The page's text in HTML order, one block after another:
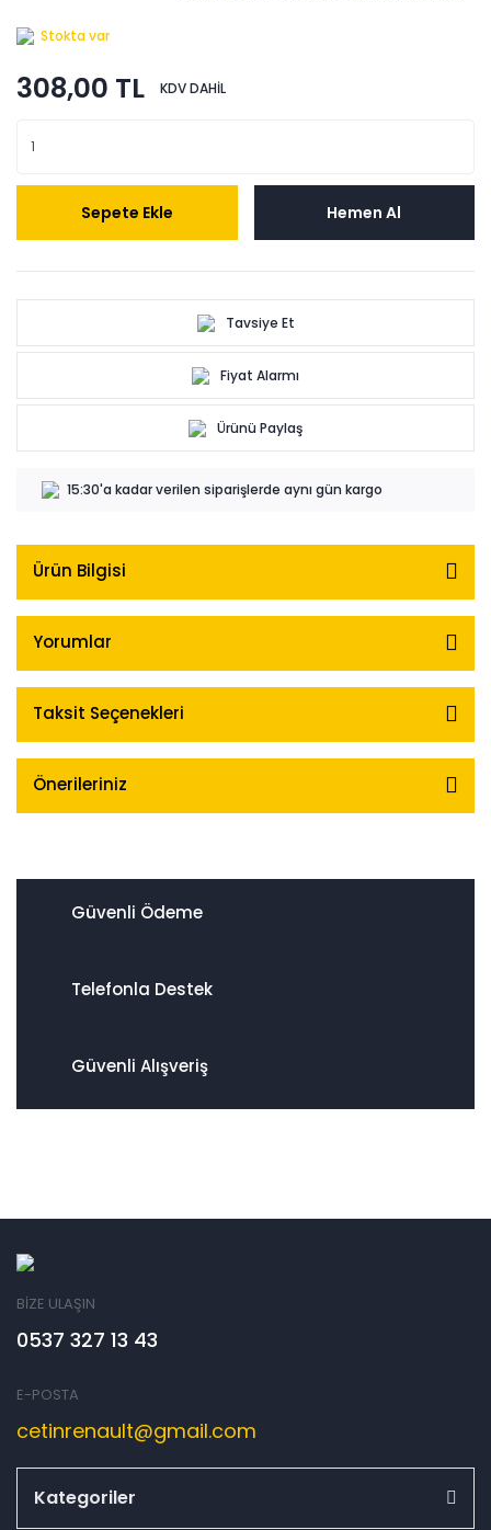
Stokta var
308,00 TL KDV DAHİL
Sepete Ekle Hemen Al
Tavsiye Et
Fiyat Alarmı
Ürünü Paylaş
15:30'a kadar verilen siparişlerde aynı gün kargo
Ürün Bilgisi
Yorumlar
Taksit Seçenekleri
Önerileriniz
Güvenli Ödeme
Telefonla Destek
Güvenli Alışveriş
BİZE ULAŞIN
0537 327 13 43
E-POSTA
cetinrenault@gmail.com
Kategoriler